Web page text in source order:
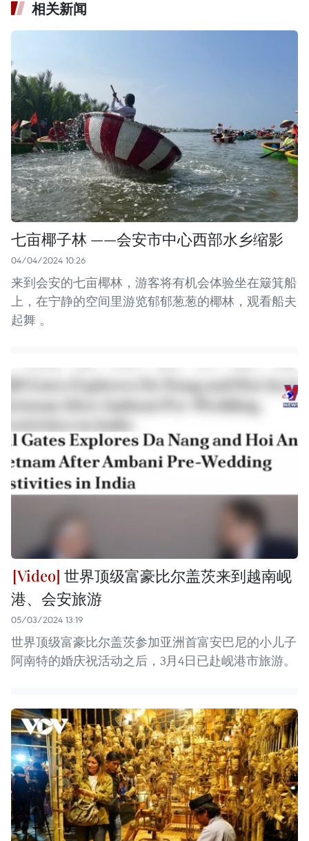
相关新闻
七亩椰子林 ——会安市中心西部水乡缩影
04/04/2024 10:26
来到会安的七亩椰林，游客将有机会体验坐在簸箕船
上，在宁静的空间里游览郁郁葱葱的椰林，观看船夫
起舞 。
世界顶级富豪比尔盖茨来到越南岘
港、会安旅游
05/03/2024 13:19
世界顶级富豪比尔盖茨参加亚洲首富安巴尼的小儿子
阿南特的婚庆祝活动之后，3月4日已赴岘港市旅游。